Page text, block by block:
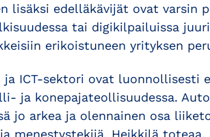
lisäksi edelläkävijät ovat
tai digikilpailuissa
erikoistuneen yrityksen
ja ICT-sektori ovat luonnollisesti
ja konepajateollisuudessa.
jo arkea ja olennainen osa
menestystekijä, Heikkilä toteaa.